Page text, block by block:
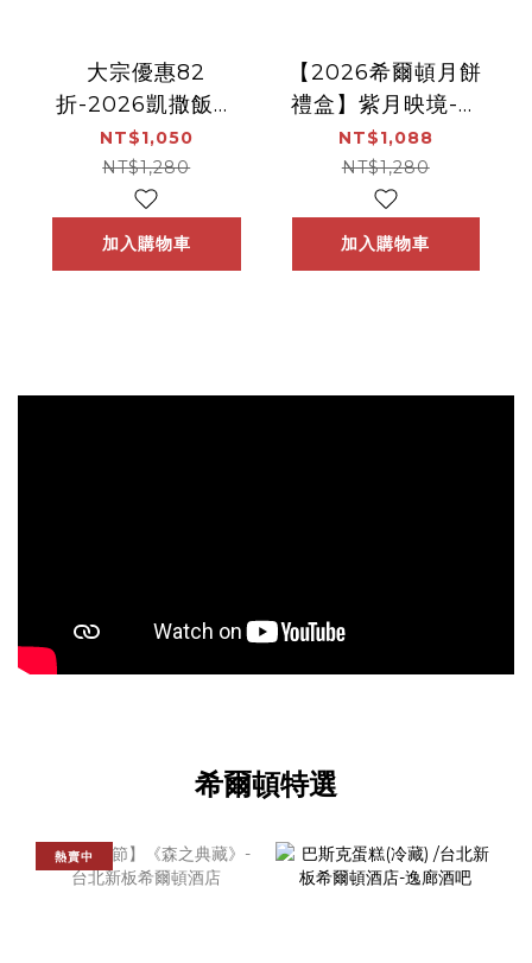
大宗優惠82
折-2026凱撒飯店
連鎖中秋禮盒
NT$1,050
NT$1,280
加入購物車
【2026希爾頓月餅
禮盒】紫月映境-青
雅中餐廳
NT$1,088
NT$1,280
加入購物車
希爾頓特選
熱賣中